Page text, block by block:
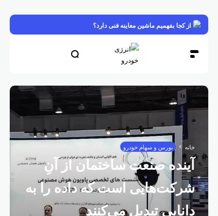
از کجا بفهمیم ماشین معاینه فنی دارد؟
بورس و سهام خودرو
آینده صنعت ساختمان از آنِ
شرکت‌هایی است که داده را به
دانایی تبدیل می‌کنند